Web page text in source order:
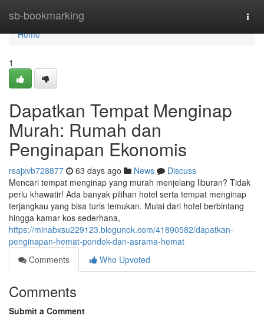
sb-bookmarking
Home
Home
1
Dapatkan Tempat Menginap
Murah: Rumah dan
Penginapan Ekonomis
rsajxvb728877 63 days ago News
Discuss
Mencari tempat menginap yang murah menjelang liburan? Tidak
perlu khawatir! Ada banyak pilihan hotel serta tempat menginap
terjangkau yang bisa turis temukan. Mulai dari hotel berbintang
hingga kamar kos sederhana,
https://minabxsu229123.blogunok.com/41890582/dapatkan-
penginapan-hemat-pondok-dan-asrama-hemat
Comments
Who Upvoted
Comments
Submit a Comment